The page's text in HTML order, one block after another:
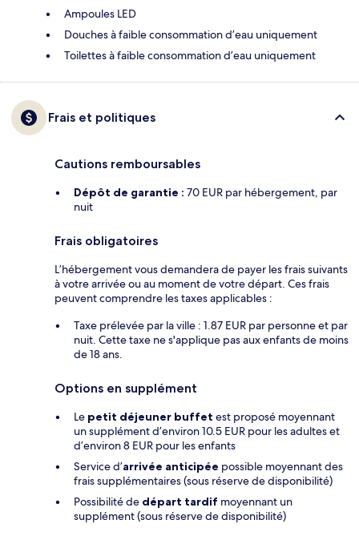
Ampoules LED
Douches à faible consommation d’eau uniquement
Toilettes à faible consommation d’eau uniquement
Frais et politiques
Cautions remboursables
Dépôt de garantie : 70 EUR par hébergement, par
nuit
Frais obligatoires
L’hébergement vous demandera de payer les frais suivants
à votre arrivée ou au moment de votre départ. Ces frais
peuvent comprendre les taxes applicables :
Taxe prélevée par la ville : 1.87 EUR par personne et par
nuit. Cette taxe ne s'applique pas aux enfants de moins
de 18 ans.
Options en supplément
Le petit déjeuner buffet est proposé moyennant
un supplément d’environ 10.5 EUR pour les adultes et
d’environ 8 EUR pour les enfants
Service d’arrivée anticipée possible moyennant des
frais supplémentaires (sous réserve de disponibilité)
Possibilité de départ tardif moyennant un
supplément (sous réserve de disponibilité)